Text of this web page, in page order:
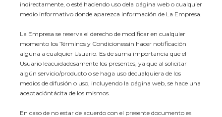
indirectamente, o esté haciendo uso dela página web o cualquier
medio informativo donde aparezca información de La Empresa.
La Empresa se reserva el derecho de modificar en cualquier
momento los Términos y Condicionessin hacer notificación
alguna a cualquier Usuario. Es de suma importancia que el
Usuario leacuidadosamente los presentes, ya que al solicitar
algún servicio/producto o se haga uso decualquiera de los
medios de difusión o uso, incluyendo la página web, se hace una
aceptacióntácita de los mismos.
En caso de no estar de acuerdo con el presente documento es